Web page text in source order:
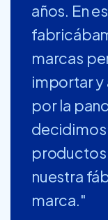
años. En
marcas
importar y
por la
productos
nuestra
marca."